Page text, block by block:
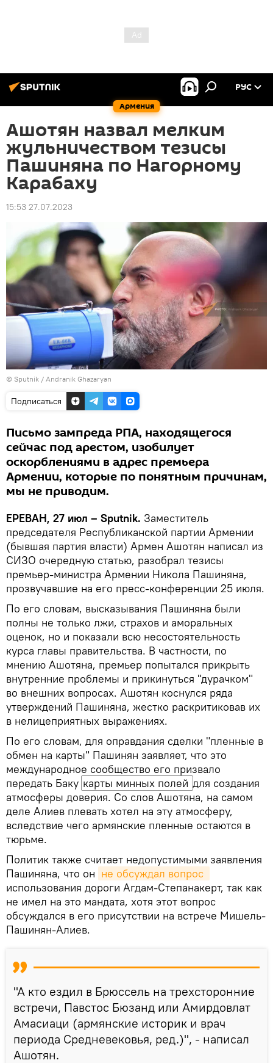
Армения
РУС
Ашотян назвал мелким
жульничеством тезисы
Пашиняна по Нагорному
Карабаху
15:53 27.07.2023
© Sputnik / Andranik Ghazaryan
Подписаться
Письмо зампреда РПА, находящегося
сейчас под арестом, изобилует
оскорблениями в адрес премьера
Армении, которые по понятным причинам,
мы не приводим.
ЕРЕВАН, 27 июл – Sputnik. Заместитель
председателя Республиканской партии Армении
(бывшая партия власти) Армен Ашотян написал из
СИЗО очередную статью, разобрал тезисы
премьер-министра Армении Никола Пашиняна,
прозвучавшие на его пресс-конференции 25 июля.
По его словам, высказывания Пашиняна были
полны не только лжи, страхов и аморальных
оценок, но и показали всю несостоятельность
курса главы правительства. В частности, по
мнению Ашотяна, премьер попытался прикрыть
внутренние проблемы и прикинуться "дурачком"
во внешних вопросах. Ашотян коснулся ряда
утверждений Пашиняна, жестко раскритиковав их
в нелицеприятных выражениях.
По его словам, для оправдания сделки "пленные в
обмен на карты" Пашинян заявляет, что это
международное сообщество его призвало
передать Баку карты минных полей для создания
атмосферы доверия. Со слов Ашотяна, на самом
деле Алиев плевать хотел на эту атмосферу,
вследствие чего армянские пленные остаются в
тюрьме.
Политик также считает недопустимыми заявления
Пашиняна, что он
использования дороги Агдам-Степанакерт, так как
не имел на это мандата, хотя этот вопрос
обсуждался в его присутствии на встрече Мишель-
Пашинян-Алиев.
"А кто ездил в Брюссель на трехсторонние
встречи, Павстос Бюзанд или Амирдовлат
Амасиаци (армянские историк и врач
периода Средневековья, ред.)", - написал
Ашотян.